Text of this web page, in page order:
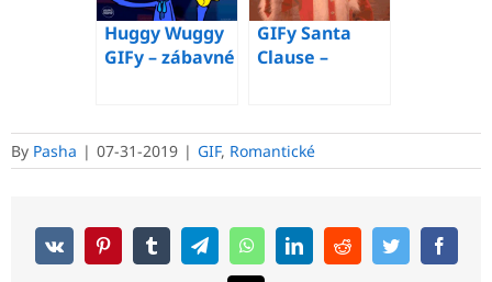
Huggy Wuggy
GIFy – zábavné
obrázky
GIFy Santa
Clause –
obrázky Santa
Clause
By Pasha | 07-31-2019 | GIF, Romantické